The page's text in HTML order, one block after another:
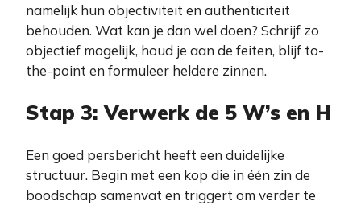
namelijk hun objectiviteit en authenticiteit
behouden. Wat kan je dan wel doen? Schrijf zo
objectief mogelijk, houd je aan de feiten, blijf to-
the-point en formuleer heldere zinnen.
Stap 3: Verwerk de 5 W’s en H
Een goed persbericht heeft een duidelijke
structuur. Begin met een kop die in één zin de
boodschap samenvat en triggert om verder te